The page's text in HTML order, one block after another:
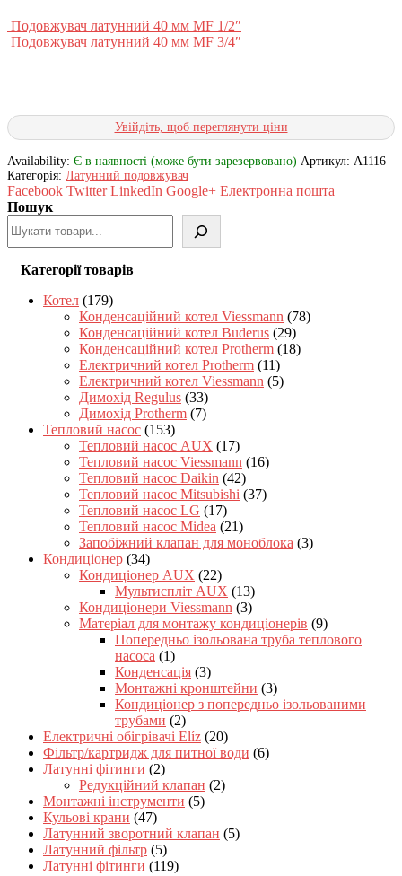
Подовжувач латунний 40 мм MF 1/2″
Подовжувач латунний 40 мм MF 3/4″
Увійдіть, щоб переглянути ціни
Availability: Є в наявності (може бути зарезервовано) Артикул: A1116
Категорія: Латунний подовжувач
Facebook Twitter LinkedIn Google+ Електронна пошта
Пошук
Категорії товарів
Котел (179)
Конденсаційний котел Viessmann (78)
Конденсаційний котел Buderus (29)
Конденсаційний котел Protherm (18)
Електричний котел Protherm (11)
Електричний котел Viessmann (5)
Димохід Regulus (33)
Димохід Protherm (7)
Тепловий насос (153)
Тепловий насос AUX (17)
Тепловий насос Viessmann (16)
Тепловий насос Daikin (42)
Тепловий насос Mitsubishi (37)
Тепловий насос LG (17)
Тепловий насос Midea (21)
Запобіжний клапан для моноблока (3)
Кондиціонер (34)
Кондиціонер AUX (22)
Мультиспліт AUX (13)
Кондиціонери Viessmann (3)
Матеріал для монтажу кондиціонерів (9)
Попередньо ізольована труба теплового
насоса (1)
Конденсація (3)
Монтажні кронштейни (3)
Кондиціонер з попередньо ізольованими
трубами (2)
Електричні обігрівачі Elíz (20)
Фільтр/картридж для питної води (6)
Латунні фітинги (2)
Редукційний клапан (2)
Монтажні інструменти (5)
Кульові крани (47)
Латунний зворотний клапан (5)
Латунний фільтр (5)
Латунні фітинги (119)